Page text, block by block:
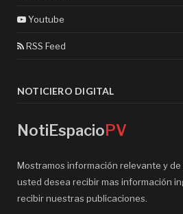
Youtube
RSS Feed
NOTICIERO DIGITAL
NotiEspacioPV
Mostramos información relevante y de
usted desea recibir mas información
recibir nuestras publicaciones.